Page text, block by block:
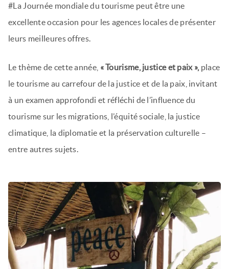
#La Journée mondiale du tourisme peut être une
excellente occasion pour les agences locales de présenter
leurs meilleures offres.
Le thème de cette année, « Tourisme, justice et paix », place
le tourisme au carrefour de la justice et de la paix, invitant
à un examen approfondi et réfléchi de l’influence du
tourisme sur les migrations, l’équité sociale, la justice
climatique, la diplomatie et la préservation culturelle –
entre autres sujets.